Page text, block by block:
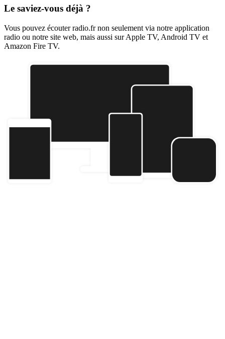
Le saviez-vous déjà ?
Vous pouvez écouter radio.fr non seulement via notre application
radio ou notre site web, mais aussi sur Apple TV, Android TV et
Amazon Fire TV.